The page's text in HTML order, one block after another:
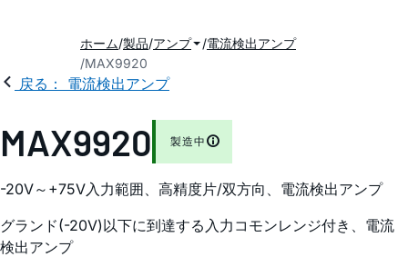
ホーム 製品 アンプ
電流検出アンプ
MAX9920
戻る： 電流検出アンプ
MAX9920 製造中
-20V～+75V入力範囲、高精度片/双方向、電流検出アンプ
グランド(-20V)以下に到達する入力コモンレンジ付き、電流
検出アンプ